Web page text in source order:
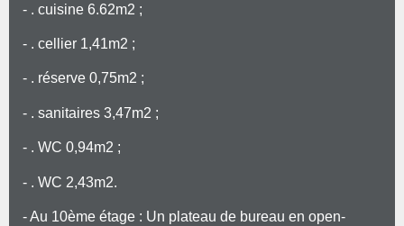
- . cuisine 6.62m2 ;
- . cellier 1,41m2 ;
- . réserve 0,75m2 ;
- . sanitaires 3,47m2 ;
- . WC 0,94m2 ;
- . WC 2,43m2.
- Au 10ème étage : Un plateau de bureau en open-